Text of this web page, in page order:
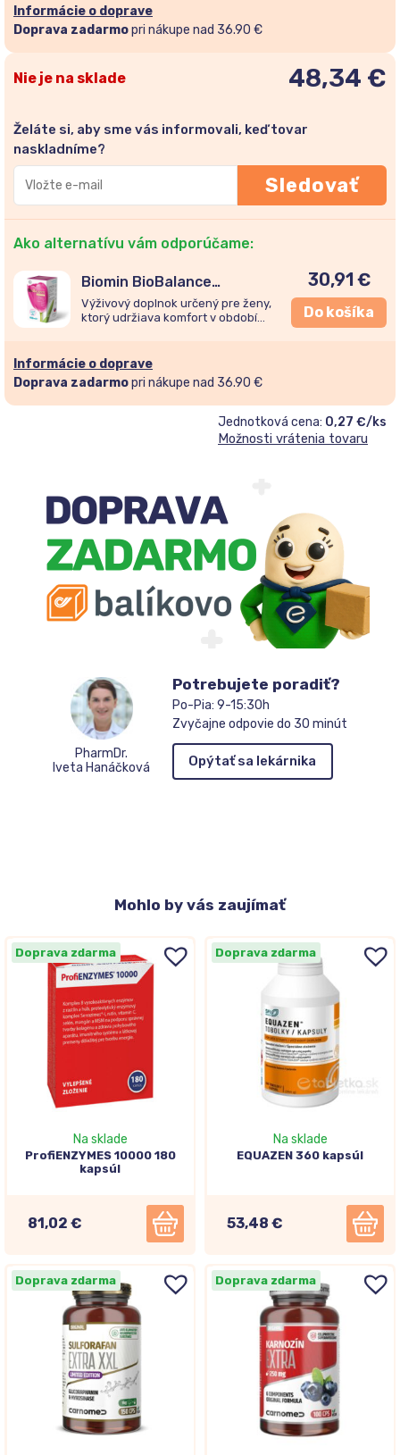
Informácie o doprave
Doprava zadarmopri nákupe nad 36.90 €
Nie je na sklade 48,34 €
Želáte si, aby sme vás informovali, keď tovar
naskladníme?
e-
mailovú
a
pridajte
sa
zoznamu
čakateľov
Sledovať
Ako alternatívu vám odporúčame:
Biomin BioBalance
MENOPAUSE 120 kapsúl
Výživový doplnok určený pre ženy,
ktorý udržiava komfort v období
30,91 €
Do košíka
Informácie o doprave
Doprava zadarmopri nákupe nad 36.90 €
Jednotková cena: 0,27 €/ks
Možnosti vrátenia tovaru
PharmDr.
Iveta Hanáčková
Potrebujete poradiť?
Po-Pia: 9-15:30h
Zvyčajne odpovie do 30 minút
Opýtať sa lekárnika
Mohlo by vás zaujímať
Doprava zdarma
Na sklade
ProfiENZYMES 10000 180
kapsúl
81,02 €
Doprava zdarma
Na sklade
EQUAZEN 360 kapsúl
53,48 €
Doprava zdarma Doprava zdarma